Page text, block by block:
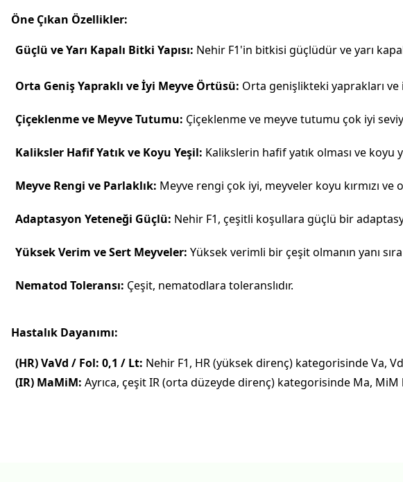
Öne Çıkan Özellikler:
Güçlü ve Yarı Kapalı Bitki Yapısı: Nehir F1'in bitkisi güçlüdür ve yarı
Orta Geniş Yapraklı ve İyi Meyve Örtüsü: Orta genişlikteki yaprakları
Çiçeklenme ve Meyve Tutumu: Çiçeklenme ve meyve tutumu çok iyi
Kaliksler Hafif Yatık ve Koyu Yeşil: Kalikslerin hafif yatık olması ve
Meyve Rengi ve Parlaklık: Meyve rengi çok iyi, meyveler koyu kırmızı ve
Adaptasyon Yeteneği Güçlü: Nehir F1, çeşitli koşullara güçlü bir
Yüksek Verim ve Sert Meyveler: Yüksek verimli bir çeşit olmanın yanı
Nematod Toleransı: Çeşit, nematodlara toleranslıdır.
Hastalık Dayanımı:
(HR) VaVd / Fol: 0,1 / Lt: Nehir F1, HR (yüksek direnç) kategorisinde Va,
(IR) MaMiM: Ayrıca, çeşit IR (orta düzeyde direnç) kategorisinde Ma, MiM